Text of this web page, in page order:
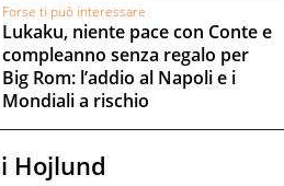
Forse ti può interessare
Lukaku, niente pace con Conte e
compleanno senza regalo per
Big Rom: l’addio al Napoli e i
Mondiali a rischio
Hojlund